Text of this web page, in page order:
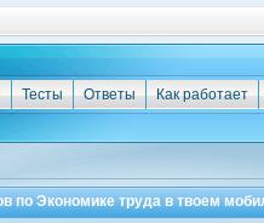
Как работает
Ответы
Тесты
поЭкономике трудав твоем